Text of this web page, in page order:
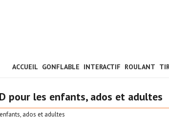
ACCUEIL GONFLABLE INTERACTIF ROULANT
pour les enfants, ados et adultes
ados et adultes